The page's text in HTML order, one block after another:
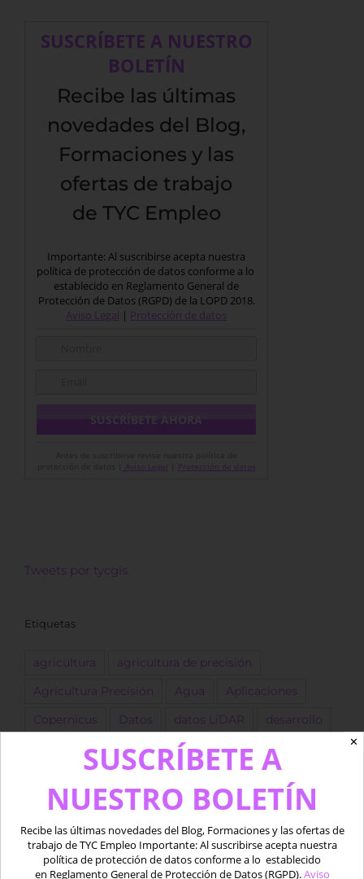
SUSCRÍBETE A NUESTRO
BOLETÍN
Recibe las últimas
novedades del Blog,
Formaciones y las
ofertas de trabajo
de TYC Empleo
Importante: Al suscribirse acepta nuestra
política de protección de datos conforme a lo
establecido en Reglamento General de
Protección de Datos (RGPD) de la LOPD 2018.
Aviso Legal | Protección de datos
Aviso Legal Protección de datos
Tweets por tycgis
Etiquetas
agricultura agricultura de precisión
Agricultura Precisión Agua Aplicaciones
Copernicus Datos datos LiDAR desarrollo
Descarga dron Drones empleo
Google Earth Engine IA Imágenes
Imágenes satélite ingeniero Landsat
LIDAR marino Medio acuático Oferta
✕
SUSCRÍBETE A
NUESTRO BOLETÍN
Recibe las últimas novedades del Blog, Formaciones y las ofertas de
trabajo de TYC Empleo Importante: Al suscribirse acepta nuestra
política de protección de datos conforme a lo establecido
en Reglamento General de Protección de Datos (RGPD).Aviso